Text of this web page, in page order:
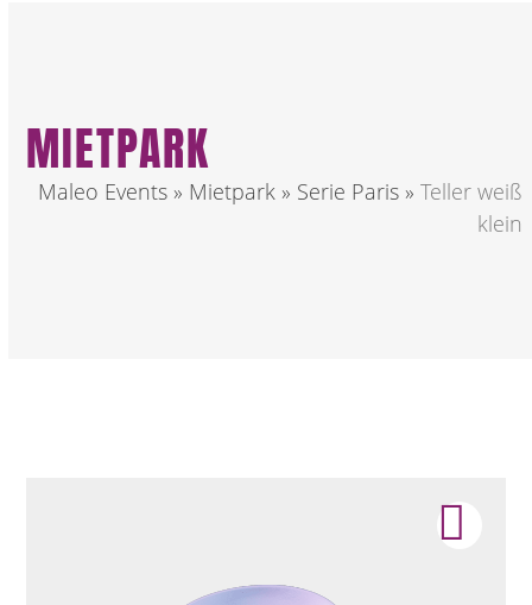
MIETPARK
Maleo Events » Mietpark » Serie Paris »Teller weiß
klein